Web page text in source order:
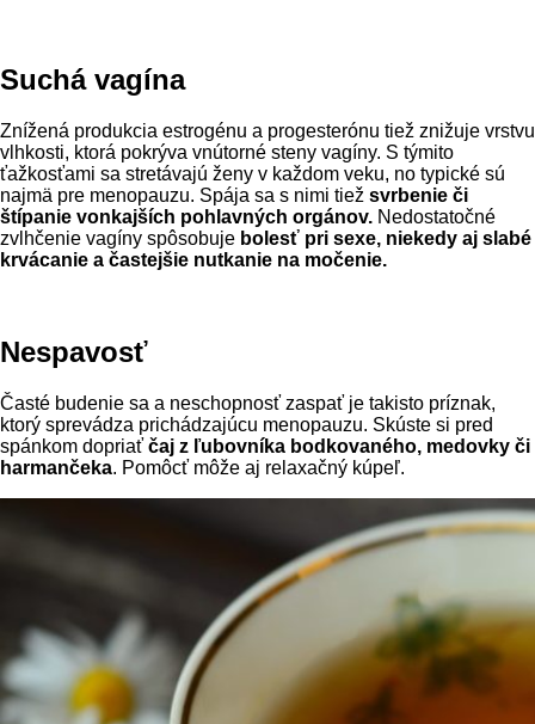
Suchá vagína
Znížená produkcia estrogénu a progesterónu tiež znižuje vrstvu
vlhkosti, ktorá pokrýva vnútorné steny vagíny. S týmito
ťažkosťami sa stretávajú ženy v každom veku, no typické sú
najmä pre menopauzu. Spája sa s nimi tiež svrbenie či
štípanie vonkajších pohlavných orgánov. Nedostatočné
zvlhčenie vagíny spôsobuje bolesť pri sexe, niekedy aj slabé
krvácanie a častejšie nutkanie na močenie.
Nespavosť
Časté budenie sa a neschopnosť zaspať je takisto príznak,
ktorý sprevádza prichádzajúcu menopauzu. Skúste si pred
spánkom dopriať čaj z ľubovníka bodkovaného, medovky či
harmančeka. Pomôcť môže aj relaxačný kúpeľ.